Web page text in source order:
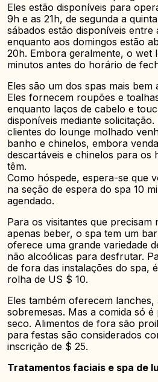
Eles estão disponíveis para
9h e as 21h, de segunda a
sábados estão disponíveis entre
enquanto aos domingos estão
20h. Embora geralmente, o wet
minutos antes do horário de
Eles são um dos spas mais
Eles fornecem roupões e
enquanto laços de cabelo e
disponíveis mediante
clientes do lounge molhado
banho e chinelos, embora
descartáveis e chinelos para os
têm.
Como hóspede, espera-se que
na seção de espera do spa 10
agendado.
Para os visitantes que precisam
apenas beber, o spa tem um
oferece uma grande variedade
não alcoólicas para desfrutar.
de fora das instalações do spa,
rolha de US $ 10.
Eles também oferecem lanches,
sobremesas. Mas a comida só é
seco. Alimentos de fora são
para festas são considerados
inscrição de $ 25.
Tratamentos faciais e spa de